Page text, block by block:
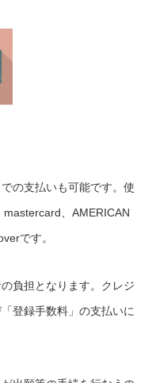
の支払いも可能です。使
mastercard、AMERICAN
です。
負担となります。クレジ
登録手数料」の支払いに